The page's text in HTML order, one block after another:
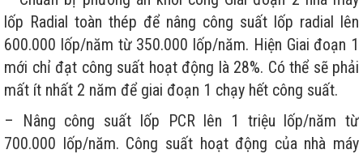
lốp Radial toàn thép để nâng công suất lốp radial lên
600.000 lốp/năm từ 350.000 lốp/năm. Hiện Giai đoạn 1
mới chỉ đạt công suất hoạt động là 28%. Có thể sẽ phải
mất ít nhất 2 năm để giai đoạn 1 chạy hết công suất.
– Nâng công suất lốp PCR lên 1 triệu lốp/năm từ
700.000 lốp/năm. Công suất hoạt động của nhà máy